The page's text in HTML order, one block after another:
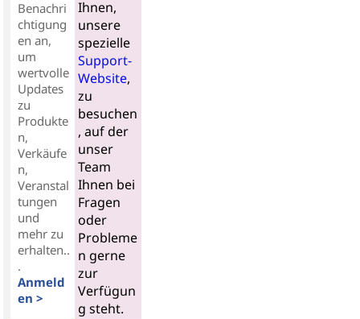
Benachri
chtigung
en an,
um
wertvolle
Updates
zu
Produkte
n,
Verkäufe
n,
Veranstal
tungen
und
mehr zu
erhalten..
.
Anmeld
en >
Ihnen,
unsere
spezielle
Support-
Website,
zu
besuchen
, auf der
unser
Team
Ihnen bei
Fragen
oder
Probleme
n gerne
zur
Verfügun
g steht.